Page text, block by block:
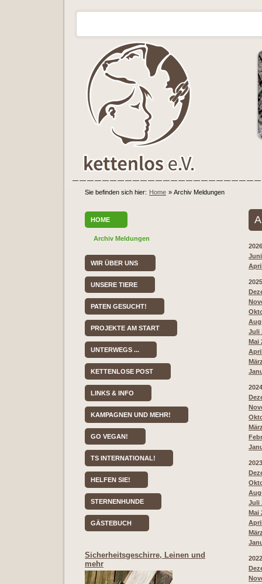
Sie befinden sich hier: Home » Archiv Meldungen
HOME
Archiv Meldungen
WIR ÜBER UNS
UNSERE TIERE
PATEN GESUCHT!
PROJEKTE AM START
UNTERWEGS ...
KETTENLOSE POST
LINKS & INFO
KAMPAGNEN UND MEHR!
GO VEGAN!
TS INTERNATIONAL!
HELFEN SIE!
STERNENHUNDE
GÄSTEBUCH
Sicherheitsgeschirre, Leinen und
mehr
2026
2025
Juli
Mai
2024
2023
Juli
Mai
2022